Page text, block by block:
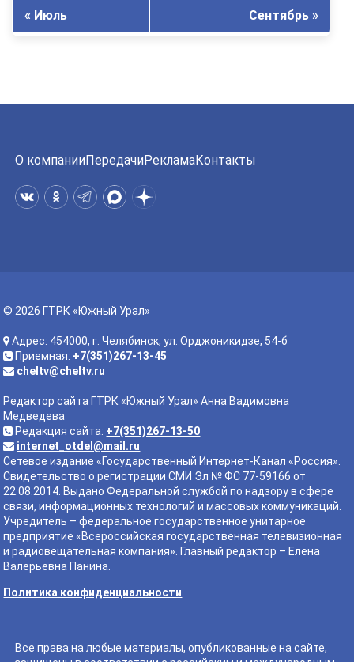
« Июль Сентябрь »
О компанииПередачиРекламаКонтакты
© 2026 ГТРК «Южный Урал»
Адрес: 454000, г. Челябинск, ул. Орджоникидзе, 54-б
Приемная: +7(351)267-13-45
cheltv@cheltv.ru
Редактор сайта ГТРК «Южный Урал» Анна Вадимовна
Медведева
Редакция сайта: +7(351)267-13-50
internet_otdel@mail.ru
Сетевое издание «Государственный Интернет-Канал «Россия».
Свидетельство о регистрации СМИ Эл № ФС 77-59166 от
22.08.2014. Выдано Федеральной службой по надзору в сфере
связи, информационных технологий и массовых коммуникаций.
Учредитель – федеральное государственное унитарное
предприятие «Всероссийская государственная телевизионная
и радиовещательная компания». Главный редактор – Елена
Валерьевна Панина.
Политика конфиденциальности
Все права на любые материалы, опубликованные на сайте,